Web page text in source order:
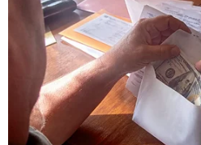
tượng bị khởi tố. Đồng
điều tra Công an tỉnh An
11 huyện, thị xã, thành
phương ngoài tỉnh điều
tượng có liên quan để xử